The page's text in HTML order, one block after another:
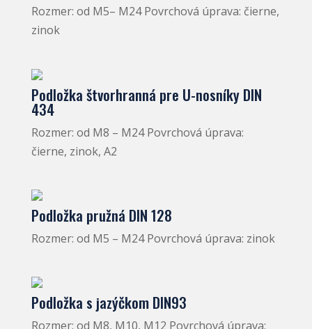
Rozmer: od M5– M24 Povrchová úprava: čierne,
zinok
Podložka štvorhranná pre U-nosníky DIN
434
Rozmer: od M8 – M24 Povrchová úprava:
čierne, zinok, A2
Podložka pružná DIN 128
Rozmer: od M5 – M24 Povrchová úprava: zinok
Podložka s jazýčkom DIN93
Rozmer: od M8, M10, M12 Povrchová úprava: